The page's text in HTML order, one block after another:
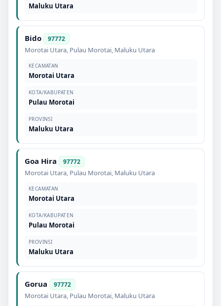
Maluku Utara
Bido 97772
Morotai Utara, Pulau Morotai, Maluku Utara
KECAMATAN
Morotai Utara
KOTA/KABUPATEN
Pulau Morotai
PROVINSI
Maluku Utara
Goa Hira 97772
Morotai Utara, Pulau Morotai, Maluku Utara
KECAMATAN
Morotai Utara
KOTA/KABUPATEN
Pulau Morotai
PROVINSI
Maluku Utara
Gorua 97772
Morotai Utara, Pulau Morotai, Maluku Utara